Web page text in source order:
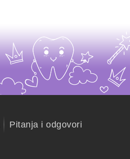
Pitanja i odgovori